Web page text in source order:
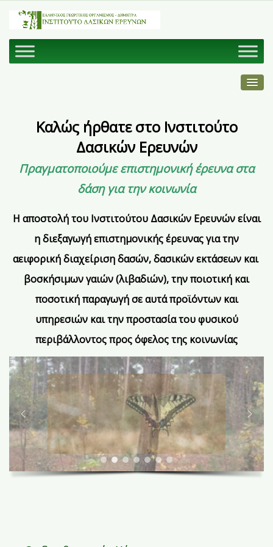
Καλώς ήρθατεστο Ινστιτούτο
Δασικών Ερευνών
Πραγματοποιούμε επιστημονική έρευνα στα
δάση για την κοινωνία
Η αποστολή του Ινστιτούτου Δασικών Ερευνών είναι
η διεξαγωγή επιστημονικής έρευνας για την
αειφορική διαχείριση δασών, δασικών εκτάσεων και
βοσκήσιμων γαιών (λιβαδιών), την ποιοτική και
ποσοτική παραγωγή σε αυτά προϊόντων και
υπηρεσιών και την προστασία του φυσικού
περιβάλλοντος προς όφελος της κοινωνίας